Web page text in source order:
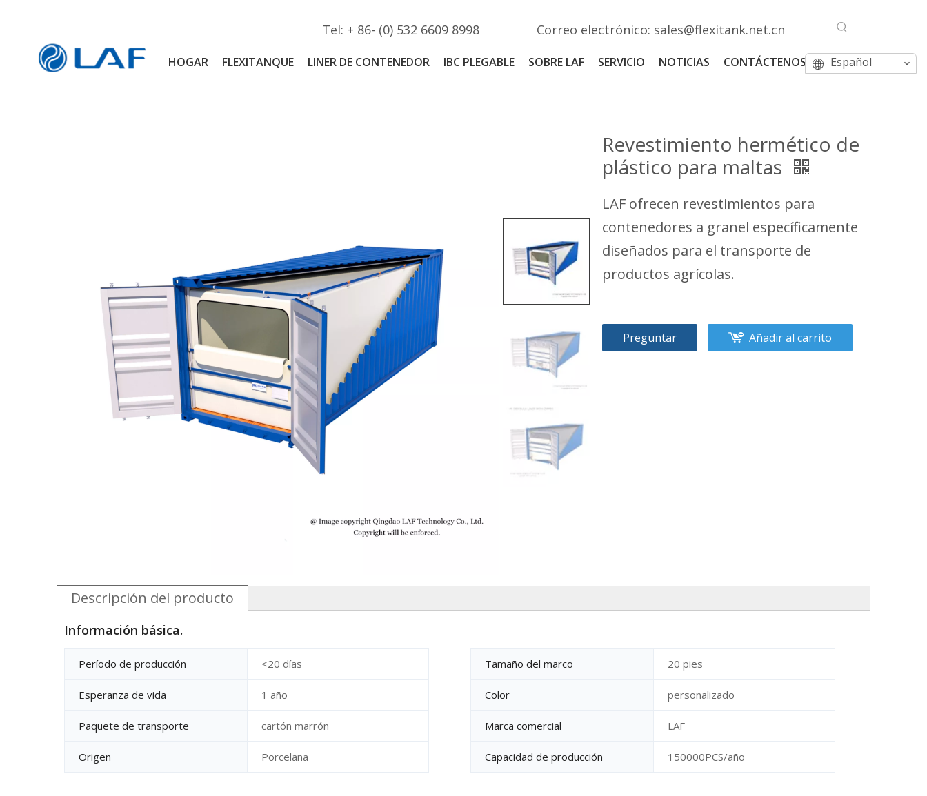
Tel: + 86- (0) 532 6609 8998 Correo electrónico: sales@flexitank.net.cn
HOGAR FLEXITANQUE LINER DE CONTENEDOR IBC PLEGABLE SOBRE LAF SERVICIO NOTICIAS CONTÁCTENOS Español
Revestimiento hermético de
plástico para maltas
LAF ofrecen revestimientos para
contenedores a granel específicamente
diseñados para el transporte de
productos agrícolas.
Preguntar Añadir al carrito
Descripción del producto
Información básica.
Período de producción <20 días Tamaño del marco 20 pies
Esperanza de vida 1 año Color personalizado
Paquete de transporte cartón marrón Marca comercial LAF
Origen Porcelana Capacidad de producción 150000PCS/año